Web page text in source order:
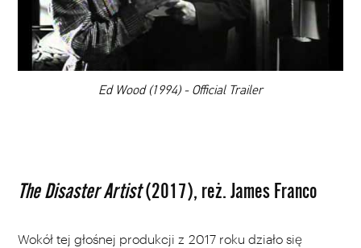
00:00Ed Wood (1994) - Official Trailer
DODAJ TEN FILM DO PLAYLISTY
The Disaster Artist(2017), reż. James Franco
Wokół tej głośnej produkcji z 2017 roku działo się